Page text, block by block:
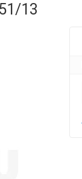
13